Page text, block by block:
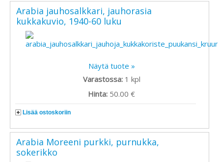
Arabia jauhosalkkari, jauhorasia
kukkakuvio, 1940-60 luku
Näytä tuote »
Varastossa: 1 kpl
Hinta: 50.00 €
Lisää ostoskoriin
Arabia Moreeni purkki, purnukka,
sokerikko